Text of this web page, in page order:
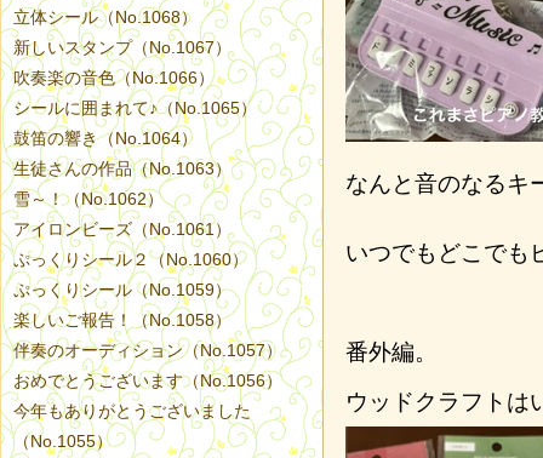
なんと音のなるキ
いつでもどこでも
番外編。
ウッドクラフトは
立体シール（No.1068）
新しいスタンプ（No.1067）
吹奏楽の音色（No.1066）
シールに囲まれて♪（No.1065）
鼓笛の響き（No.1064）
生徒さんの作品（No.1063）
雪～！（No.1062）
アイロンビーズ（No.1061）
ぷっくりシール２（No.1060）
ぷっくりシール（No.1059）
楽しいご報告！（No.1058）
伴奏のオーディション（No.1057）
おめでとうございます（No.1056）
今年もありがとうございました
（No.1055）